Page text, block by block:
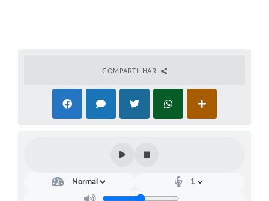
COMPARTILHAR